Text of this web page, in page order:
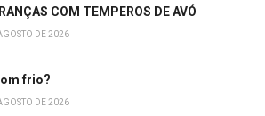
COM TEMPEROS DE AVÓ
DE 2026
frio?
DE 2026